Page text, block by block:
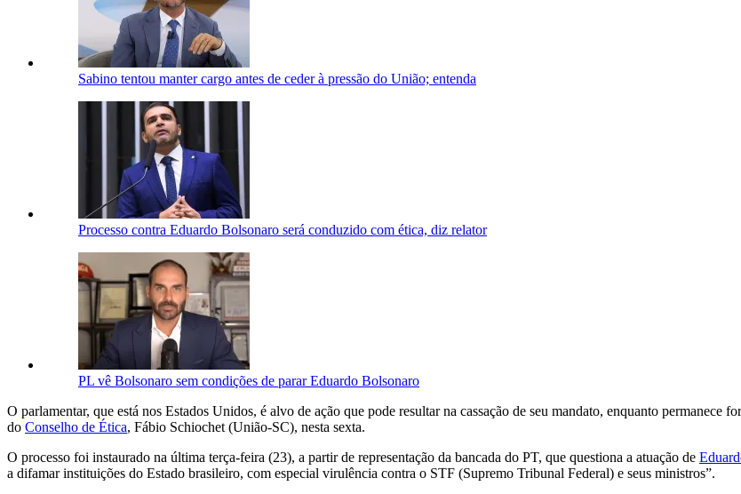
Sabino tentou manter cargo antes de ceder à pressão do União; entenda
Processo contra Eduardo Bolsonaro será conduzido com ética, diz relator
PL vê Bolsonaro sem condições de parar Eduardo Bolsonaro
O parlamentar, que está nos Estados Unidos, é alvo de ação que pode resultar na cassação de seu mandato, enquanto permanece
do Conselho de Ética, Fábio Schiochet (União-SC), nesta sexta.
O processo foi instaurado na última terça-feira (23), a partir de representação da bancada do PT, que questiona a atuação de
a difamar instituições do Estado brasileiro, com especial virulência contra o STF (Supremo Tribunal Federal) e seus ministros”.